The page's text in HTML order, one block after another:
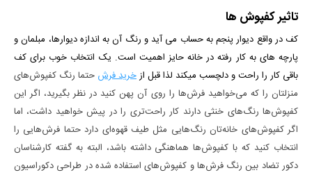
تاثیر کفپوش ها
کف در واقع دیوار پنجم به حساب می­ آید و رنگ آن به اندازه دیوارها، مبلمان و
پارچه­ های به کار رفته در خانه حایز اهمیت است. یک انتخاب خوب برای کف
باقی کار را راحت و دلچسب می­کند لذا قبل ازخرید فرش حتما رنگ کفپوش‌های
منزلتان را که می‌خواهید فرش‌ها را روی آن پهن کنید در نظر بگیرید، اگر این
کفپوش‌ها رنگ‌های خنثی دارند کار راحت‌تری را در پیش خواهید داشت، اما
اگر کفپوش‌های خانه‌تان رنگ‌هایی مثل طیف قهوه‌ای دارد حتما فرش‌هایی را
انتخاب کنید که با کفپوش‌ها هماهنگی داشته باشد، البته به گفته کارشناسان
دکور تضاد بین رنگ فرش‌ها و کفپوش‌های استفاده شده در طراحی دکوراسیون